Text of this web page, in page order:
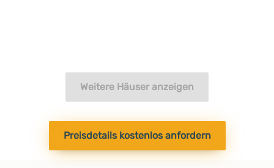
Weitere Häuser anzeigen
Preisdetails kostenlos anfordern